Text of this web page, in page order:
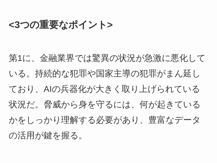
<3つの重要なポイント>
第1に、金融業界では驚異の状況が急激に悪化して
いる。持続的な犯罪や国家主導の犯罪がまん延し
ており、AIの兵器化が大きく取り上げられている
状況だ。脅威から身を守るには、何が起きている
かをしっかり理解する必要があり、豊富なデータ
の活用が鍵を握る。